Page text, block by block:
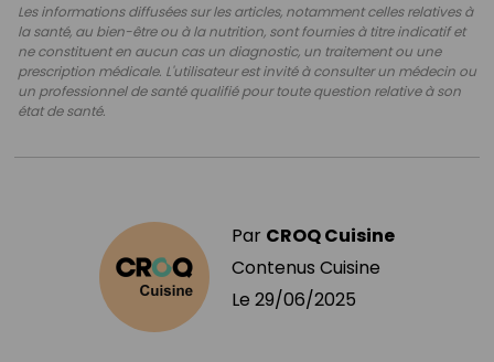
Les informations diffusées sur les articles, notamment celles relatives à
la santé, au bien-être ou à la nutrition, sont fournies à titre indicatif et
ne constituent en aucun cas un diagnostic, un traitement ou une
prescription médicale. L'utilisateur est invité à consulter un médecin ou
un professionnel de santé qualifié pour toute question relative à son
état de santé.
Par CROQ Cuisine
Contenus Cuisine
Le 29/06/2025